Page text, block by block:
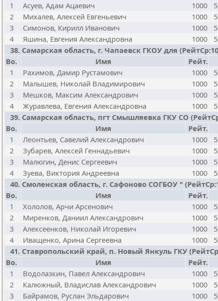
1
Асуев, Адам Ацаевич 1000
2
Михалев, Алексей Евгеньевич 1000
3
Симонов, Кирилл Иванович 1000
4
Яшина, Евгения Александровна 1000
38. Самарская область, г. Чапаевск ГКОУ для
Bo.
Имя
Рейт.
1
Рахимов, Дамир Рустамович 1000
2
Малышев, Николай Владимирович 1000
3
Мешков, Максим Александрович 1000
4
Журавлева, Евгения Александровна 1000
39. Самарская область, пгт Смышляевка ГКУ СО
Bo.
Имя
Рейт.
1
Леонтьев, Савелий Александрович 1000
2
Зубарев, Алексей Геннадьевич 1000
3
Малюгин, Денис Сергеевич 1000
4
Зуева, Виктория Андреевна 1000
40. Смоленская область, г. Сафоново СОГБОУ "
Bo.
Имя
Рейт.
1
Хололов, Арчи Арсенович 1000
2
Миренков, Даниил Александрович 1000
3
Алексеенков, Николай Игоревич 1000
4
Иващенко, Арина Сергеевна 1000
41. Ставропольский край, п. Новый Янкуль ГКУ
Bo.
Имя
Рейт.
1
Водолазкин, Павел Александрович 1000
2
Калюжный, Владислав Александрович 1000
3
Байрамов, Руслан Эльдарович 1000